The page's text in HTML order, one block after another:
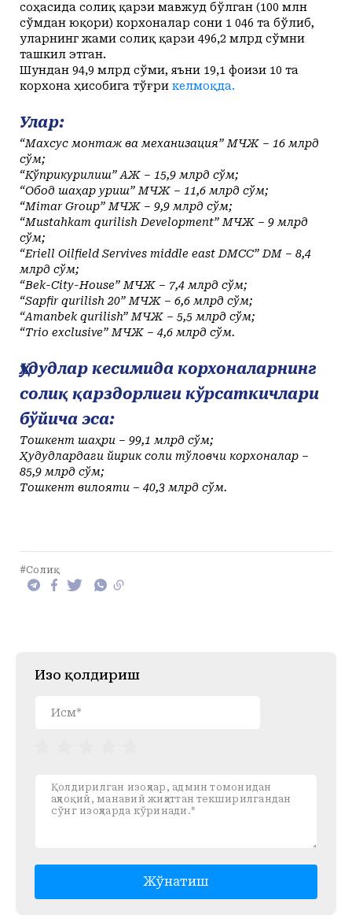
соҳасида солиқ қарзи мавжуд бўлган (100 млн
сўмдан юқори) корхоналар сони 1 046 та бўлиб,
уларнинг жами солиқ қарзи 496,2 млрд сўмни
ташкил этган.
Шундан 94,9 млрд сўми, яъни 19,1 фоизи 10 та
корхона ҳисобига тўғри келмоқда.
Улар:
“Махсус монтаж ва механизация” МЧЖ – 16 млрд
сўм;
“Кўприкқурилиш” АЖ – 15,9 млрд сўм;
“Обод шаҳар қуриш” МЧЖ – 11,6 млрд сўм;
“Mimar Group” МЧЖ – 9,9 млрд сўм;
“Mustahkam qurilish Development” МЧЖ – 9 млрд
сўм;
“Eriell Oilfield Servives middle east DMCC” DM – 8,4
млрд сўм;
“Bek-City-House” МЧЖ – 7,4 млрд сўм;
“Sapfir qurilish 20” МЧЖ – 6,6 млрд сўм;
“Amanbek qurilish” МЧЖ – 5,5 млрд сўм;
“Trio exclusive” МЧЖ – 4,6 млрд сўм.
Ҳудудлар кесимида корхоналарнинг
солиқ қарздорлиги кўрсаткичлари
бўйича эса:
Тошкент шаҳри – 99,1 млрд сўм;
Ҳудудлардаги йирик солиқ тўловчи корхоналар –
85,9 млрд сўм;
Тошкент вилояти – 40,3 млрд сўм.
#Солиқ
Изоҳ қолдириш
Жўнатиш